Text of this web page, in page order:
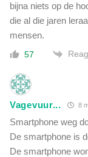
bijna niets op de
die al die jaren
mensen.
57
Vagevuur... 8
Smartphone weg
De smartphone is
De smartphone